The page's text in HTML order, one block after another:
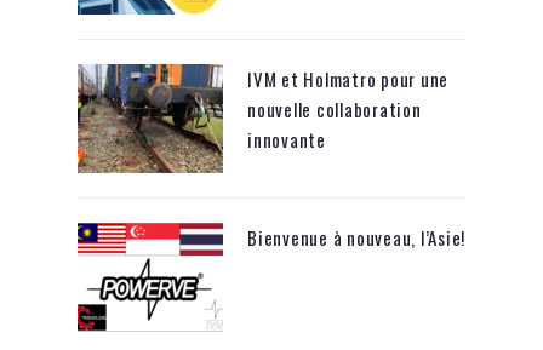
IVM et Holmatro pour une
nouvelle collaboration
innovante
Bienvenue à nouveau, l’Asie!